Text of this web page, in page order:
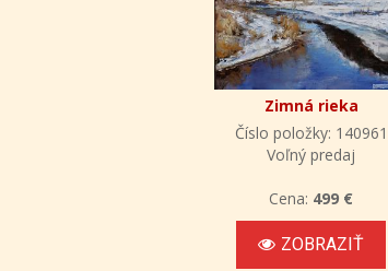
Zimná rieka
Číslo položky: 140961
Voľný predaj
Cena: 499 €
ZOBRAZIŤ